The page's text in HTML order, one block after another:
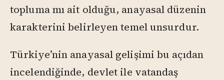
topluma mı ait olduğu, anayasal düzenin
karakterini belirleyen temel unsurdur.
Türkiye’nin anayasal gelişimi bu açıdan
incelendiğinde, devlet ile vatandaş